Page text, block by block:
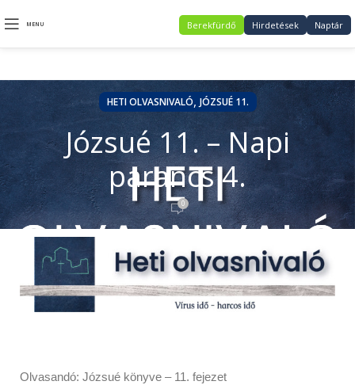
MENU Berekfürdő Hirdetések Naptár
HETI OLVASNIVALÓ, JÓZSUÉ 11.
Józsué 11. – Napi
parancs 4.
0
Olvasandó: Józsué könyve – 11. fejezet